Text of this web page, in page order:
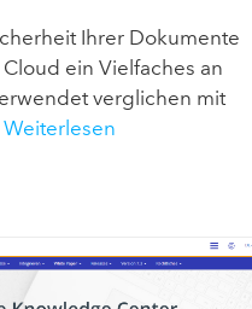
Ihrer Dokumente
ein Vielfaches an
verglichen mit
Weiterlesen